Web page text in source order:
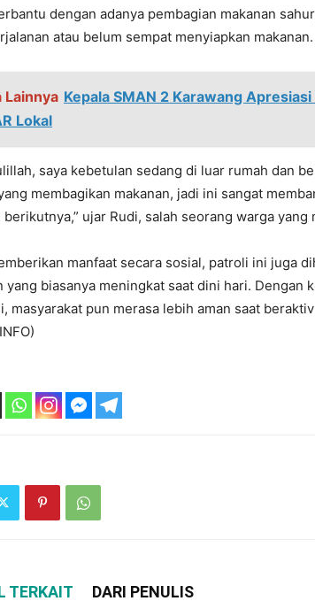
dengan adanya pembagian makanan
atau belum sempat menyiapkan makanan.
Lainnya Kepala SMAN 2 Karawang
Lokal
saya kebetulan sedang di luar rumah dan
membagikan makanan, jadi ini sangat
berikutnya,” ujar Rudi, salah seorang warga
manfaat secara sosial, patroli ini juga
yang biasanya meningkat saat dini hari. Dengan
masyarakat pun merasa lebih aman saat
TERKAIT DARI PENULIS